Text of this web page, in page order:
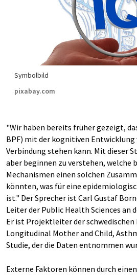
Symbolbild
pixabay.com
"Wir haben bereits früher gezeigt,
BPF) mit der kognitiven Entwicklung
Verbindung stehen kann. Mit dieser
aber beginnen zu verstehen, welche
Mechanismen einen solchen
könnten, was für eine
ist." Der Sprecher ist Carl Gustaf
Leiter der Public Health Sciences an
Er ist Projektleiter der
Longitudinal Mother and Child,
Studie, der die Daten entnommen
Externe Faktoren können durch